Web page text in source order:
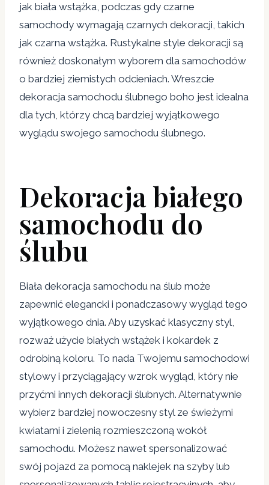
jak biała wstążka, podczas gdy czarne
samochody wymagają czarnych dekoracji, takich
jak czarna wstążka. Rustykalne style dekoracji są
również doskonałym wyborem dla samochodów
o bardziej ziemistych odcieniach. Wreszcie
dekoracja samochodu ślubnego boho jest idealna
dla tych, którzy chcą bardziej wyjątkowego
wyglądu swojego samochodu ślubnego.
Dekoracja białego
samochodu do
ślubu
Biała dekoracja samochodu na ślub może
zapewnić elegancki i ponadczasowy wygląd tego
wyjątkowego dnia. Aby uzyskać klasyczny styl,
rozważ użycie białych wstążek i kokardek z
odrobiną koloru. To nada Twojemu samochodowi
stylowy i przyciągający wzrok wygląd, który nie
przyćmi innych dekoracji ślubnych. Alternatywnie
wybierz bardziej nowoczesny styl ze świeżymi
kwiatami i zielenią rozmieszczoną wokół
samochodu. Możesz nawet spersonalizować
swój pojazd za pomocą naklejek na szyby lub